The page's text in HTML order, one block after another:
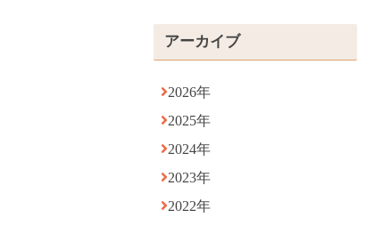
アーカイブ
2026年
2025年
2024年
2023年
2022年